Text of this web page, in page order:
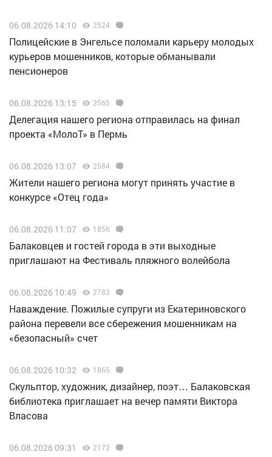
06.08.2026 14:10 2524
Полицейские в Энгельсе поломали карьеру молодых
курьеров мошенников, которые обманывали
пенсионеров
06.08.2026 13:15 2565
Делегация нашего региона отправилась на финал
проекта «МолоТ» в Пермь
06.08.2026 13:07 2584
Жители нашего региона могут принять участие в
конкурсе «Отец года»
06.08.2026 11:07 1856
Балаковцев и гостей города в эти выходные
приглашают на Фестиваль пляжного волейбола
06.08.2026 10:49 2783
Наваждение. Пожилые супруги из Екатериновского
района перевели все сбережения мошенникам на
«безопасный» счет
06.08.2026 10:32 1865
Скульптор, художник, дизайнер, поэт… Балаковская
библиотека приглашает на вечер памяти Виктора
Власова
06.08.2026 09:31 2172